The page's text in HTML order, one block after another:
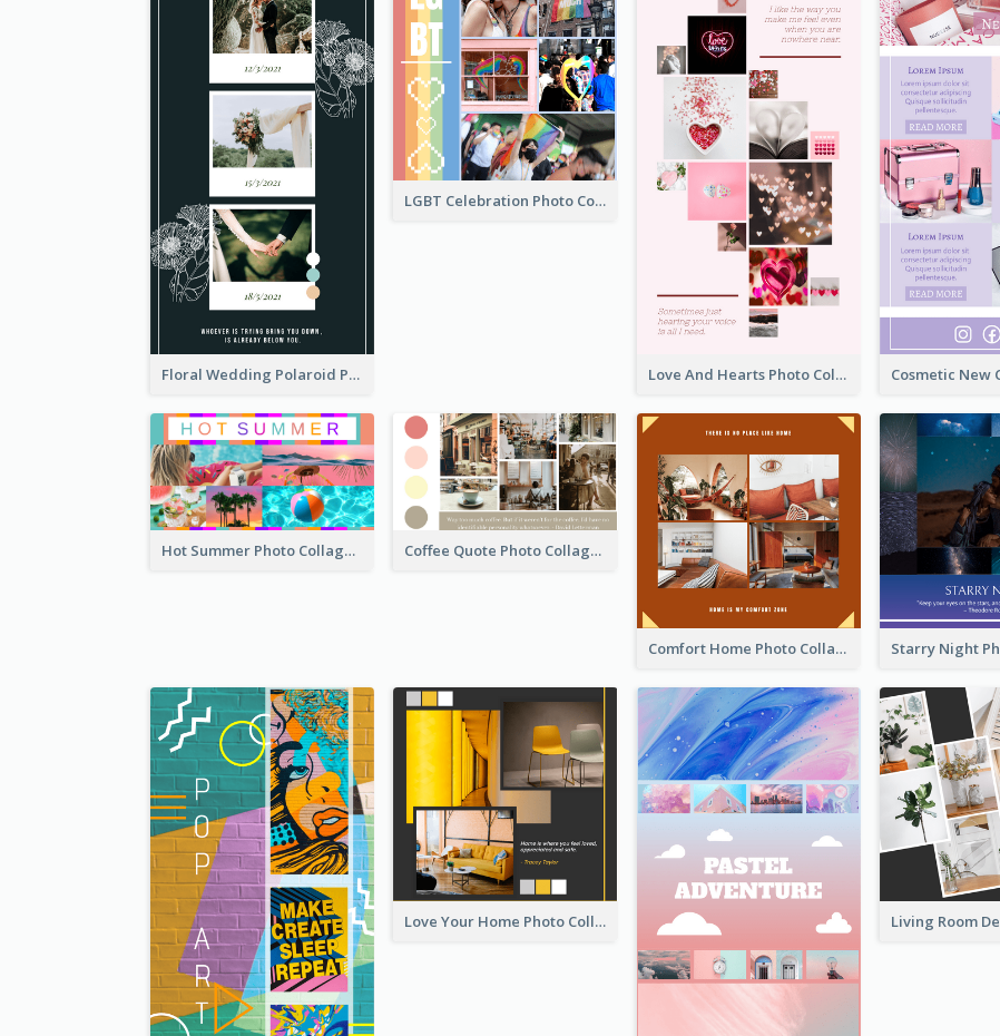
Floral Wedding Polaroid Photo Collage
LGBT Celebration Photo Collage
Love And Hearts Photo Collage
Hot Summer Photo Collage Coffee Quote Photo Collage
Comfort Home Photo Collage
Love Your Home Photo Collage